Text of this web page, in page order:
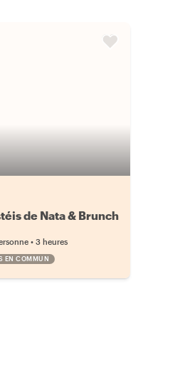
de Nata & Brunch
• 3 heures
EN COMMUN